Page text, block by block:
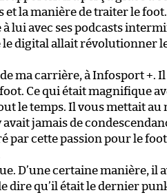
la manière de traiter le foot.
lui avec ses podcasts
digital allait révolutionner
ma carrière, à Infosport +.
Ce qui était magnifique
le temps. Il vous mettait au
jamais de
par cette passion pour le
D’une certaine manière, il
dire qu’il était le dernier